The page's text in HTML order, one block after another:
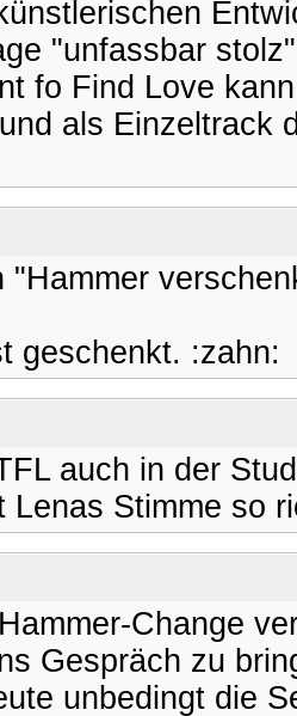
"unfassbar
fo Find Love
als Einzeltrack
"Hammer
geschenkt. :zahn:
auch in der
Lenas Stimme so
Change
Gespräch zu
unbedingt die